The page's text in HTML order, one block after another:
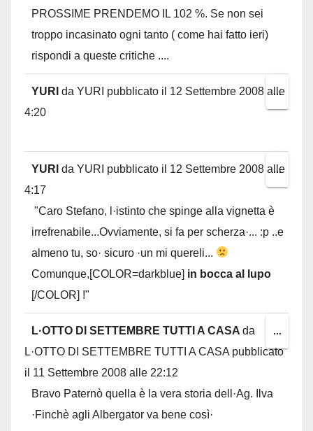
PROSSIME PRENDEMO IL 102 %. Se non sei
troppo incasinato ogni tanto ( come hai fatto ieri)
rispondi a queste critiche ....
YURI da YURI pubblicato il 12 Settembre 2008 alle
4:20
...Toggle
this
YURI da YURI pubblicato il 12 Settembre 2008 alle
4:17
"Caro Stefano, l·istinto che spinge alla vignetta è
irrefrenabile...Ovviamente, si fa per scherza·... :p ..e
almeno tu, so· sicuro ·un mi quereli...
Comunque,[COLOR=darkblue] in bocca al lupo
[/COLOR] !"
...Toggle
this
L·OTTO DI SETTEMBRE TUTTI A CASA da
L·OTTO DI SETTEMBRE TUTTI A CASA pubblicato
il 11 Settembre 2008 alle 22:12
Bravo Paternò quella è la vera storia dell·Ag. Ilva
·Finchè agli Albergator va bene così·
...
this